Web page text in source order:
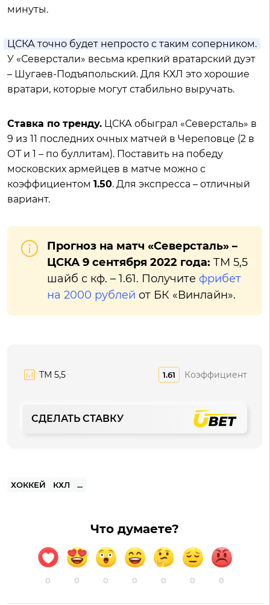
минуты.
ЦСКА точно будет непросто с таким соперником.
У «Северстали» весьма крепкий вратарский дуэт
– Шугаев-Подъяпольский. Для КХЛ это хорошие
вратари, которые могут стабильно выручать.
Ставка по тренду. ЦСКА обыграл «Северсталь» в
9 из 11 последних очных матчей в Череповце (2 в
ОТ и 1 – по буллитам). Поставить на победу
московских армейцев в матче можно с
коэффициентом 1.50. Для экспресса – отличный
вариант.
Прогноз на матч «Северсталь» –
ЦСКА 9 сентября 2022 года: ТМ 5,5
шайб с кф. – 1.61. Получите фрибет
на 2000 рублей от БК «Винлайн».
ТМ 5,5 1.61 Коэффициент
СДЕЛАТЬ СТАВКУ
ХОККЕЙ КХЛ ...
Что думаете?
0 0 0 0 0 0 0